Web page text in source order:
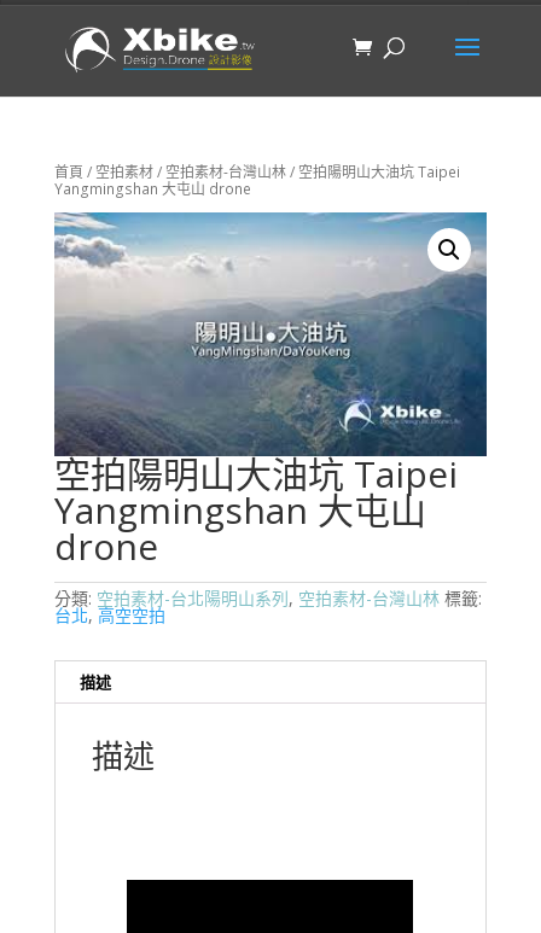
首頁 / 空拍素材/ 空拍素材-台灣山林/ 空拍陽明山大油坑 Taipei
Yangmingshan 大屯山 drone
空拍陽明山大油坑 Taipei
Yangmingshan 大屯山
drone
分類: 空拍素材-台北陽明山系列, 空拍素材-台灣山林 標籤:
台北, 高空空拍
描述
描述